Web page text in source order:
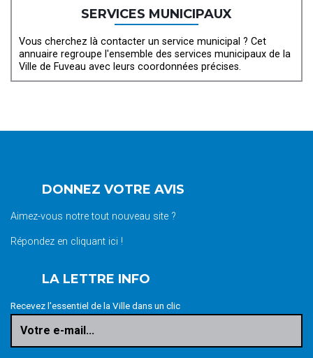
SERVICES MUNICIPAUX
Vous cherchez là contacter un service municipal ? Cet
annuaire regroupe l'ensemble des services municipaux de la
Ville de Fuveau avec leurs coordonnées précises.
DONNEZ VOTRE AVIS
Aimez-vous notre tout nouveau site ?
Répondez en cliquant ici !
LA LETTRE INFO
Recevez l'essentiel de la Ville dans un clic
Votre e-mail...